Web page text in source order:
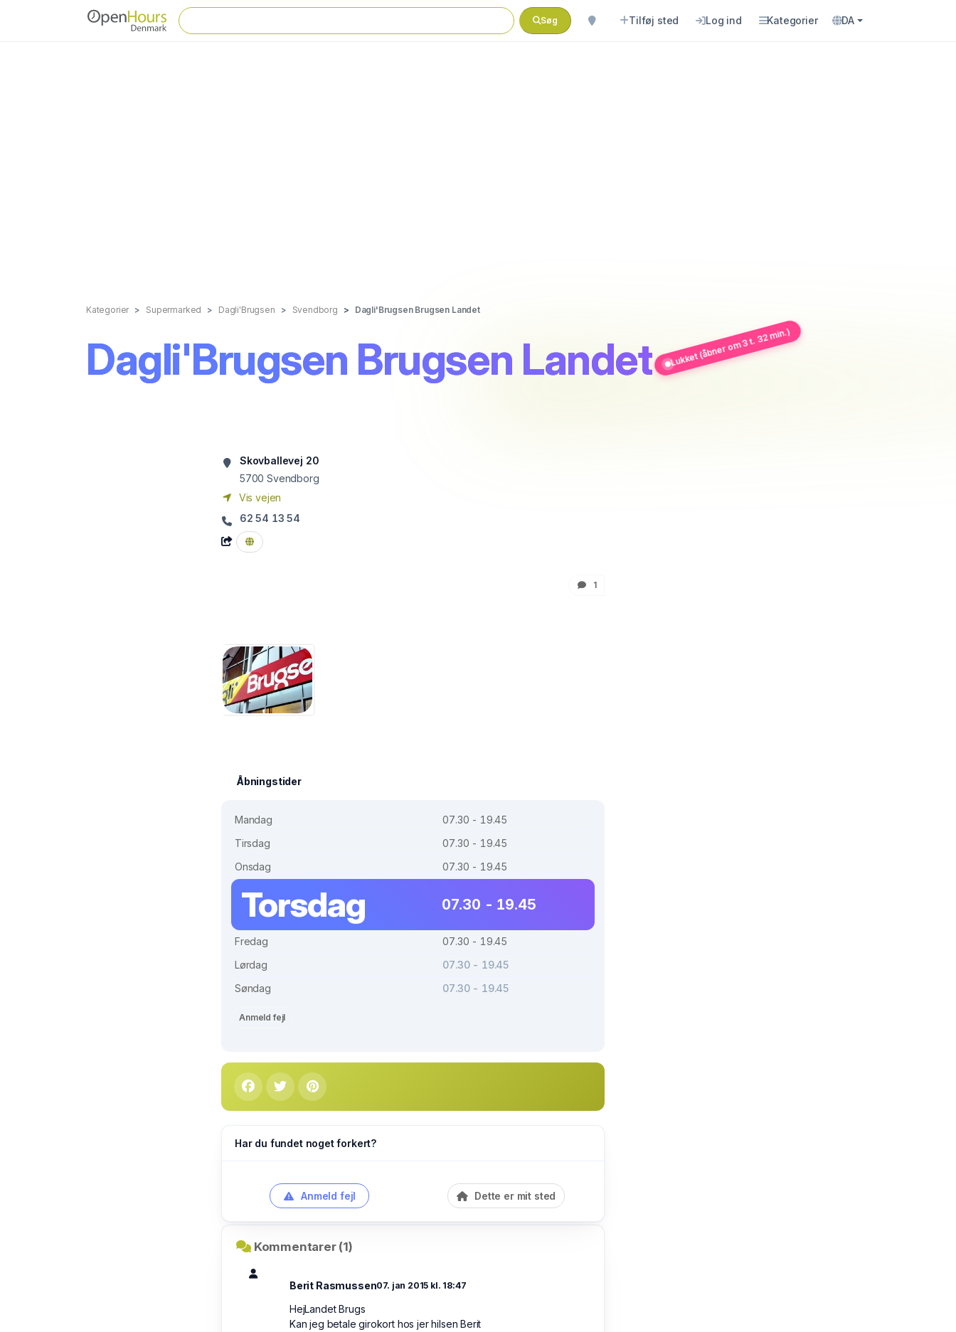
Søg Tilføj sted Log ind Kategorier DA
Kategorier Supermarked Dagli'Brugsen Svendborg Dagli'Brugsen Brugsen Landet
Dagli'Brugsen Brugsen Landet Lukket (åbner om 3 t. 32 min.)
Skovballevej 20
5700 Svendborg
Vis vejen
62 54 13 54
1
Åbningstider
Mandag
07.30 - 19.45
Tirsdag
07.30 - 19.45
Onsdag
07.30 - 19.45
Torsdag 07.30 - 19.45
Fredag
07.30 - 19.45
Lørdag
07.30 - 19.45
Søndag
07.30 - 19.45
Anmeld fejl
Har du fundet noget forkert?
Anmeld fejl Dette er mit sted
Kommentarer (1)
Berit Rasmussen07. jan 2015 kl. 18:47
HejLandet Brugs
Kan jeg betale girokort hos jer hilsen Berit